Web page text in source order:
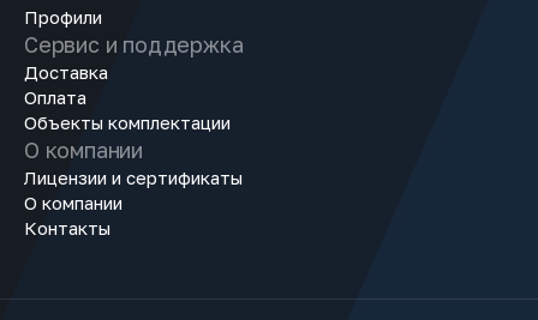
Профили
Сервис и поддержка
Доставка
Оплата
Объекты комплектации
О компании
Лицензии и сертификаты
О компании
Контакты